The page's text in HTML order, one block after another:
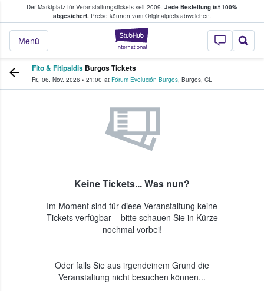
Der Marktplatz für Veranstaltungstickets seit 2009. Jede Bestellung ist 100%
abgesichert.Preise können vom Originalpreis abweichen.
StubHub - Wo
Menü
Tickets kaufen & verkaufen
Fito & Fitipaldis Burgos Tickets
Fr., 06. Nov. 2026 • 21:00 at Fórum Evolución Burgos, Burgos, CL
Keine Tickets... Was nun?
Im Moment sind für diese Veranstaltung keine
Tickets verfügbar – bitte schauen Sie in Kürze
nochmal vorbei!
Oder falls Sie aus irgendeinem Grund die
Veranstaltung nicht besuchen können...